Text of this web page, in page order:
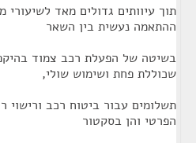
תוך עיוותים גדולים מאד
ההתאמה נעשית בין השאר
בשיטה של הפעלת רכב צמוד
שכוללת פחת ושימוש שולי,
תשלומים עבור ביטוח רכב ורישוי
הפרטי והן בסקטור